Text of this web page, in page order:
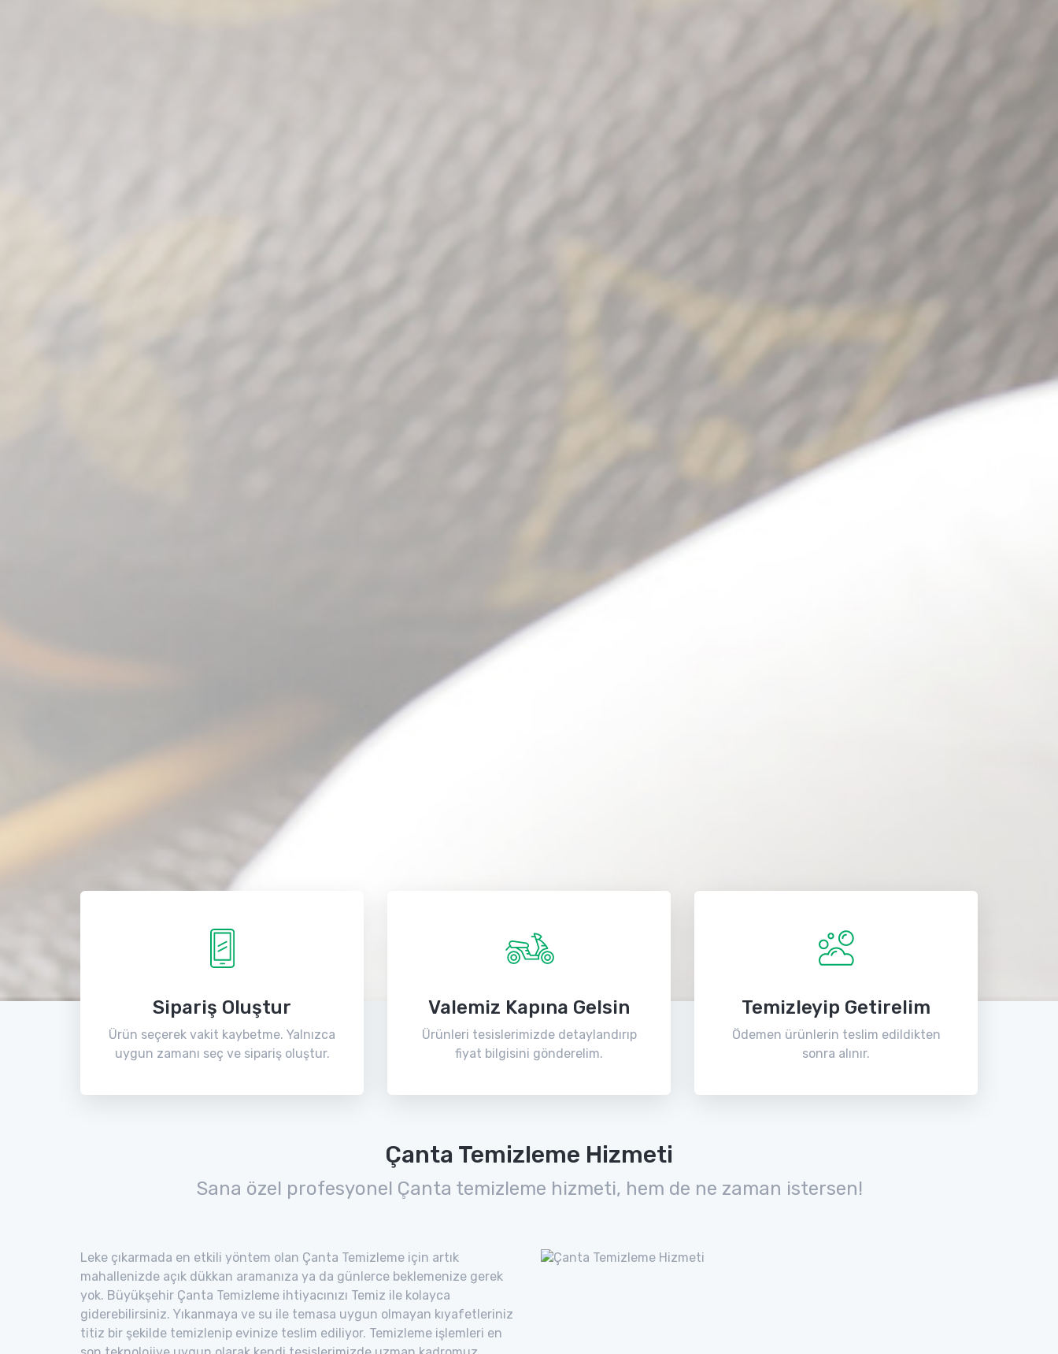
Sipariş Oluştur
Ürün seçerek vakit kaybetme. Yalnızca
uygun zamanı seç ve sipariş oluştur.
Valemiz Kapına Gelsin
Ürünleri tesislerimizde detaylandırıp
fiyat bilgisini gönderelim.
Temizleyip Getirelim
Ödemen ürünlerin teslim edildikten
sonra alınır.
Çanta Temizleme Hizmeti
Sana özel profesyonel Çanta temizleme hizmeti, hem de ne zaman istersen!
Leke çıkarmada en etkili yöntem olan Çanta Temizleme için artık
mahallenizde açık dükkan aramanıza ya da günlerce beklemenize gerek
yok. Büyükşehir Çanta Temizleme ihtiyacınızı Temiz ile kolayca
giderebilirsiniz. Yıkanmaya ve su ile temasa uygun olmayan kıyafetleriniz
titiz bir şekilde temizlenip evinize teslim ediliyor. Temizleme işlemleri en